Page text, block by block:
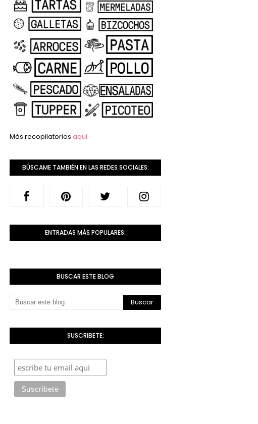
Más recopilatorios aqui
BÚSCAME TAMBIÉN EN LAS REDES SOCIALES:
ENTRADAS MÁS POPULARES:
BUSCAR ESTE BLOG
SUSCRIBETE: